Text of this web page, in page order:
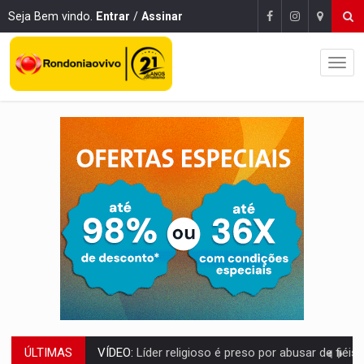
Seja Bem vindo. Entrar / Assinar
ÚLTIMAS LEVANTAMENTO:Brasil tem uma história marcada por guerras, revoltas e